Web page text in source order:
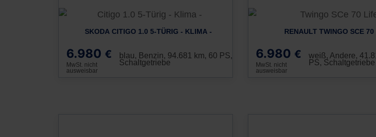
SKODA CITIGO 1.0 5-TÜRIG - KLIMA -
6.980 €
MwSt. nicht
ausweisbar
blau, Benzin, 94.681 km, 60 PS,
Schaltgetriebe
RENAULT TWINGO SCE 70
6.980 €
MwSt. nicht
ausweisbar
weiß, Andere,
PS, Schaltgetriebe